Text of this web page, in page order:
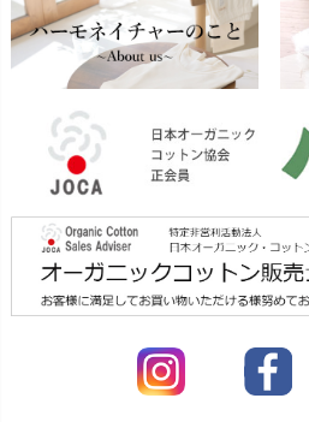
お問い合わせchevron_right